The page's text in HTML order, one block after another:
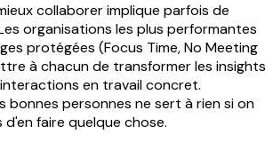
collaborer implique parfois de
organisations les plus performantes
protégées (Focus Time, No Meeting
à chacun de transformer les insights
en travail concret.
bonnes personnes ne sert à rien si on
d'en faire quelque chose.